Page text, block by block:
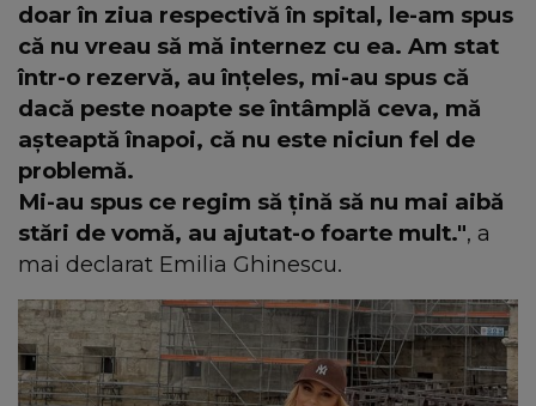
doar în ziua respectivă în spital, le-am spus
că nu vreau să mă internez cu ea. Am stat
într-o rezervă, au înțeles, mi-au spus că
dacă peste noapte se întâmplă ceva, mă
așteaptă înapoi, că nu este niciun fel de
problemă.
Mi-au spus ce regim să țină să nu mai aibă
stări de vomă, au ajutat-o foarte mult.", a
mai declarat Emilia Ghinescu.